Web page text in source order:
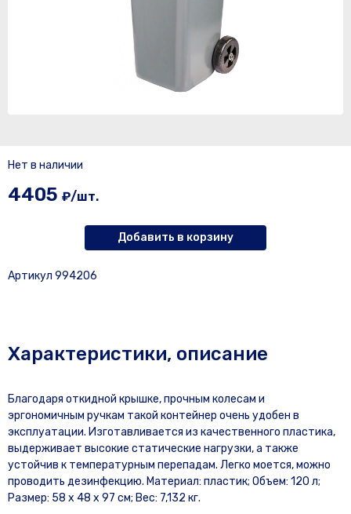
Нет в наличии
4405 ₽/шт.
Добавить в корзину
Артикул 994206
Характеристики, описание
Благодаря откидной крышке, прочным колесам и
эргономичным ручкам такой контейнер очень удобен в
эксплуатации. Изготавливается из качественного пластика,
выдерживает высокие статические нагрузки, а также
устойчив к температурным перепадам. Легко моется, можно
проводить дезинфекцию. Материал: пластик; Объем: 120 л;
Размер: 58 x 48 x 97 см; Вес: 7,132 кг.